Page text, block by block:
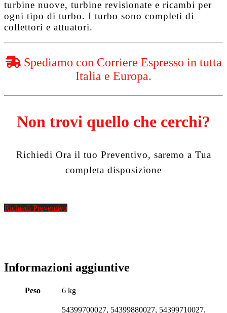
turbine nuove, turbine revisionate e ricambi per
ogni tipo di turbo. I turbo sono completi di
collettori e attuatori.
Spediamo con Corriere Espresso in tutta
Italia e Europa.
Non trovi quello che cerchi?
Richiedi Ora il tuo Preventivo, saremo a Tua
completa disposizione
Richiedi Preventivo
Informazioni aggiuntive
Peso 6 kg
54399700027, 54399880027, 54399710027,